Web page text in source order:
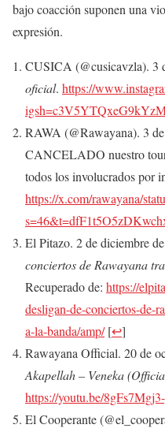
bajo coacción suponen una
expresión.
CUSICA (@cusicavzla). 3
oficial. https://
RAWA (@Rawayana). 3
CANCELADO nuestro
todos los involucrados por
https://x.com/rawayana/
El Pitazo. 2 de diciembre
conciertos de Rawayana
Recuperado de: https://
desligan-de-conciertos-de-
a-la-banda/amp/ [↩]
Rawayana Official. 20 de
Akapellah – Veneka
https://youtu.be/
El Cooperante